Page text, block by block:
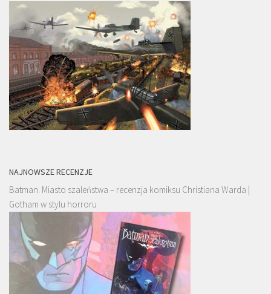
NAJNOWSZE RECENZJE
Batman. Miasto szaleństwa – recenzja komiksu Christiana Warda |
Gotham w stylu horroru